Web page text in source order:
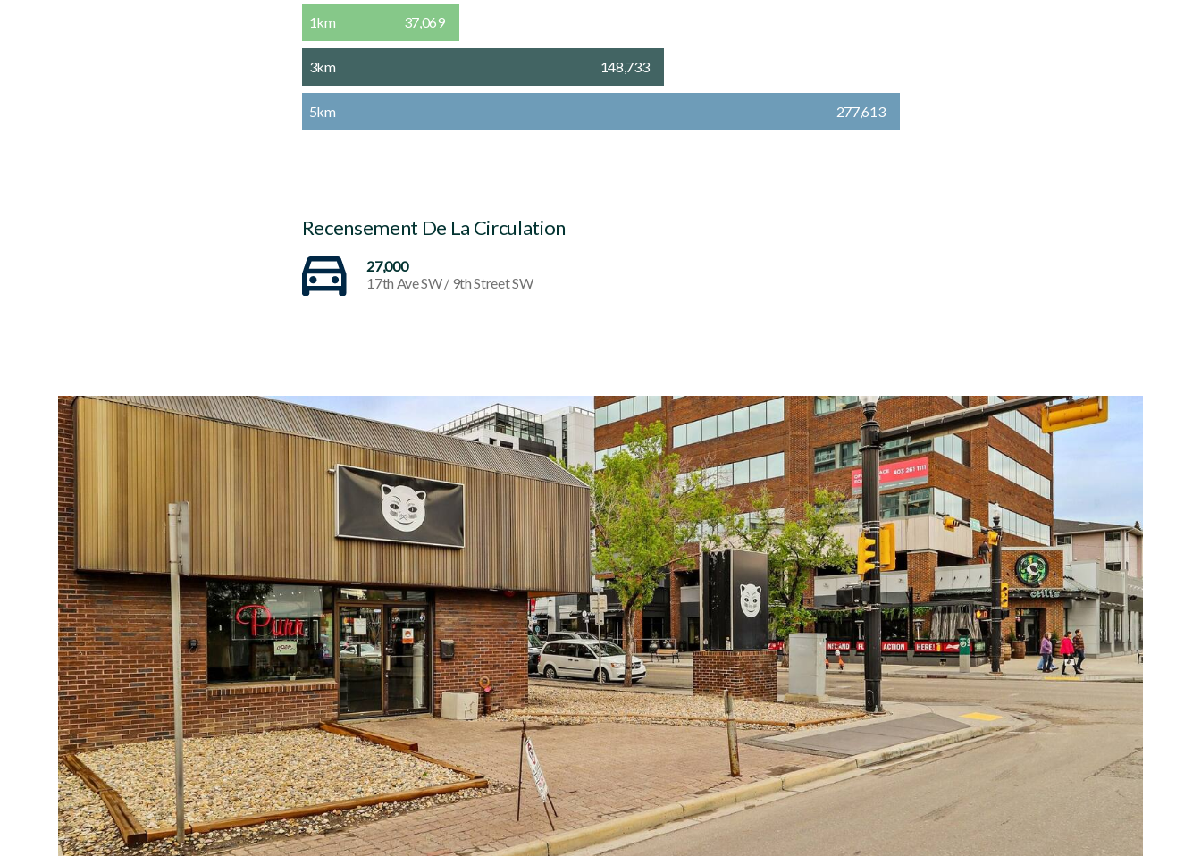
1km 37,069
3km 148,733
5km 277,613
Recensement De La Circulation
27,000
17th Ave SW / 9th Street SW